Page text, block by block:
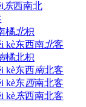
东西南北
橘北枳
kè东西南北客
橘北枳
kè东西南北客
kè东西南北客
kè东西南北客